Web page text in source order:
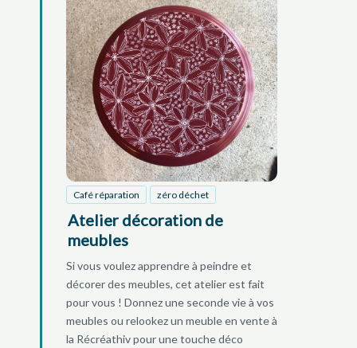
Café réparation zéro déchet
Atelier décoration de
meubles
Si vous voulez apprendre à peindre et
décorer des meubles, cet atelier est fait
pour vous ! Donnez une seconde vie à vos
meubles ou relookez un meuble en vente à
la Récréathiv pour une touche déco